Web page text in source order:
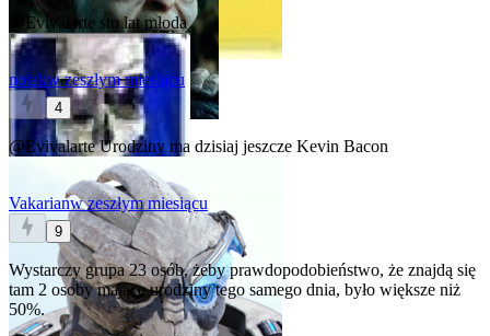
@Evivalarte sto lat młoda
notakw zeszłym miesiącu
4
@EvivalarteUrodziny ma dzisiaj jeszcze Kevin Bacon
Vakarianw zeszłym miesiącu
9
Wystarczy grupa 23 osób, żeby prawdopodobieństwo, że znajdą się
tam 2 osoby mające urodziny tego samego dnia, było większe niż
50%.